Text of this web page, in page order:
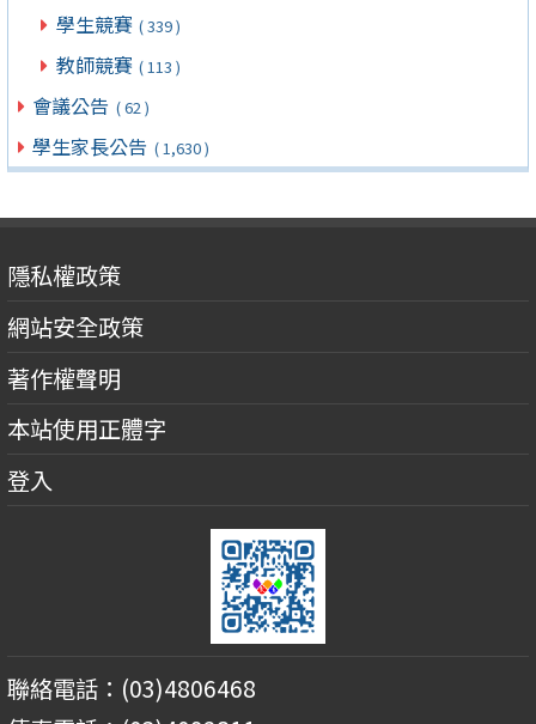
學生競賽 ( 339 )
教師競賽 ( 113 )
會議公告 ( 62 )
學生家長公告 ( 1,630 )
隱私權政策
網站安全政策
著作權聲明
本站使用正體字
登入
聯絡電話：(03)4806468